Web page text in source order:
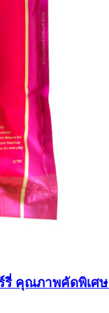
รี่ คุณภาพคัดพิเศษ